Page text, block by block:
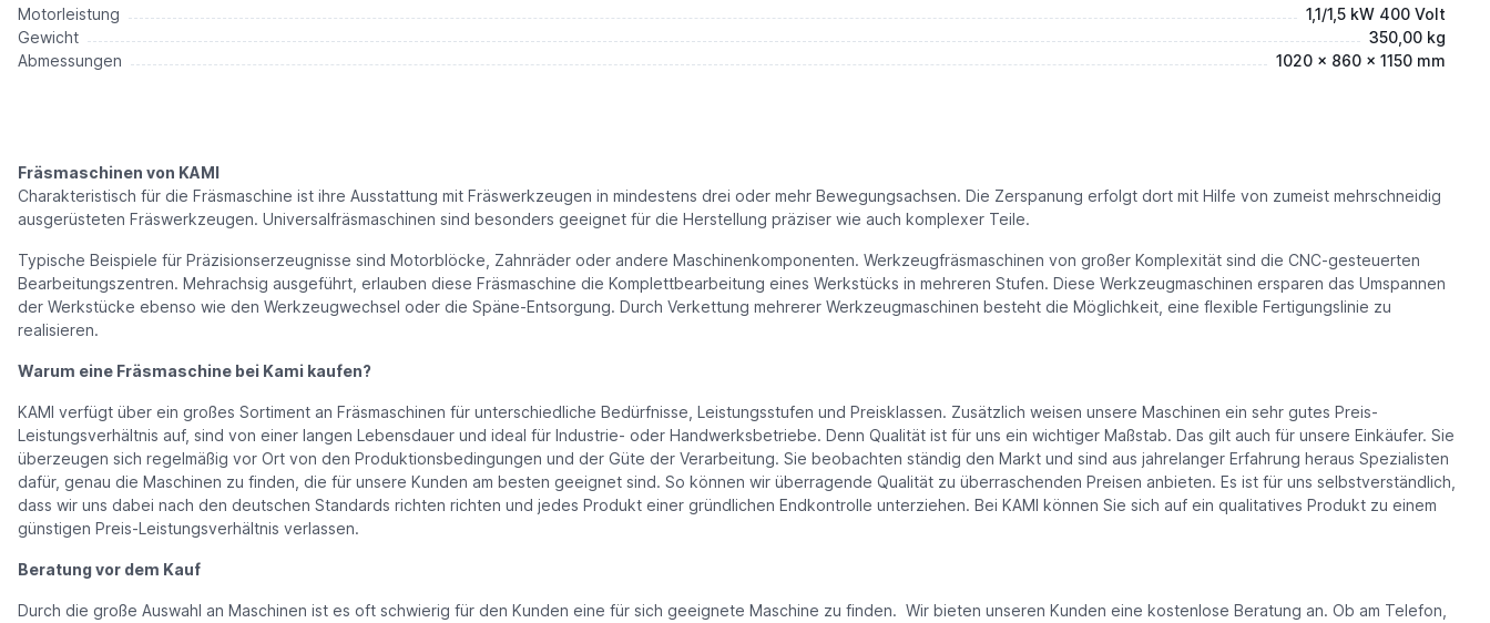
Motorleistung
1,1/1,5 kW 400 Volt
Gewicht
350,00 kg
Abmessungen
1020 x 860 x 1150 mm
Fräsmaschinen von KAMI
Charakteristisch für die Fräsmaschine ist ihre Ausstattung mit Fräswerkzeugen in mindestens drei oder mehr Bewegungsachsen. Die Zerspanung erfolgt dort mit Hilfe von zumeist mehrschneidig
ausgerüsteten Fräswerkzeugen. Universalfräsmaschinen sind besonders geeignet für die Herstellung präziser wie auch komplexer Teile.
Typische Beispiele für Präzisionserzeugnisse sind Motorblöcke, Zahnräder oder andere Maschinenkomponenten. Werkzeugfräsmaschinen von großer Komplexität sind die CNC-gesteuerten
Bearbeitungszentren. Mehrachsig ausgeführt, erlauben diese Fräsmaschine die Komplettbearbeitung eines Werkstücks in mehreren Stufen. Diese Werkzeugmaschinen ersparen das Umspannen
der Werkstücke ebenso wie den Werkzeugwechsel oder die Späne-Entsorgung. Durch Verkettung mehrerer Werkzeugmaschinen besteht die Möglichkeit, eine flexible Fertigungslinie zu
realisieren.
Warum eine Fräsmaschine bei Kami kaufen?
KAMI verfügt über ein großes Sortiment an Fräsmaschinen für unterschiedliche Bedürfnisse, Leistungsstufen und Preisklassen. Zusätzlich weisen unsere Maschinen ein sehr gutes Preis-
Leistungsverhältnis auf, sind von einer langen Lebensdauer und ideal für Industrie- oder Handwerksbetriebe. Denn Qualität ist für uns ein wichtiger Maßstab. Das gilt auch für unsere Einkäufer. Sie
überzeugen sich regelmäßig vor Ort von den Produktionsbedingungen und der Güte der Verarbeitung. Sie beobachten ständig den Markt und sind aus jahrelanger Erfahrung heraus Spezialisten
dafür, genau die Maschinen zu finden, die für unsere Kunden am besten geeignet sind. So können wir überragende Qualität zu überraschenden Preisen anbieten. Es ist für uns selbstverständlich,
dass wir uns dabei nach den deutschen Standards richten richten und jedes Produkt einer gründlichen Endkontrolle unterziehen. Bei KAMI können Sie sich auf ein qualitatives Produkt zu einem
günstigen Preis-Leistungsverhältnis verlassen.
Beratung vor dem Kauf
Durch die große Auswahl an Maschinen ist es oft schwierig für den Kunden eine für sich geeignete Maschine zu finden. Wir bieten unseren Kunden eine kostenlose Beratung an. Ob am Telefon,